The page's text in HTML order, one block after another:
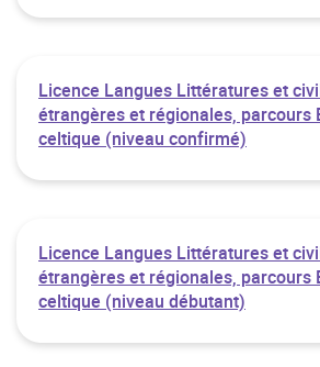
Licence Langues Littératures et
étrangères et régionales, parcours
celtique (niveau confirmé)
Licence Langues Littératures et
étrangères et régionales, parcours
celtique (niveau débutant)